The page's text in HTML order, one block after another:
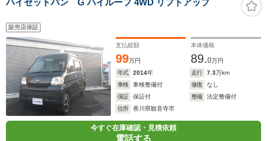
ハイゼットバン G ハイルーフ 4WD リフトアップ
販売店保証
支払総額
99万円
本体価格
89.0万円
年式
2014年 走行 7.3万km
車検
車検整備付 修復
なし
保証
保証付 整備
法定整備付
住所
香川県観音寺市
今すぐ在庫確認・見積依頼
電話する